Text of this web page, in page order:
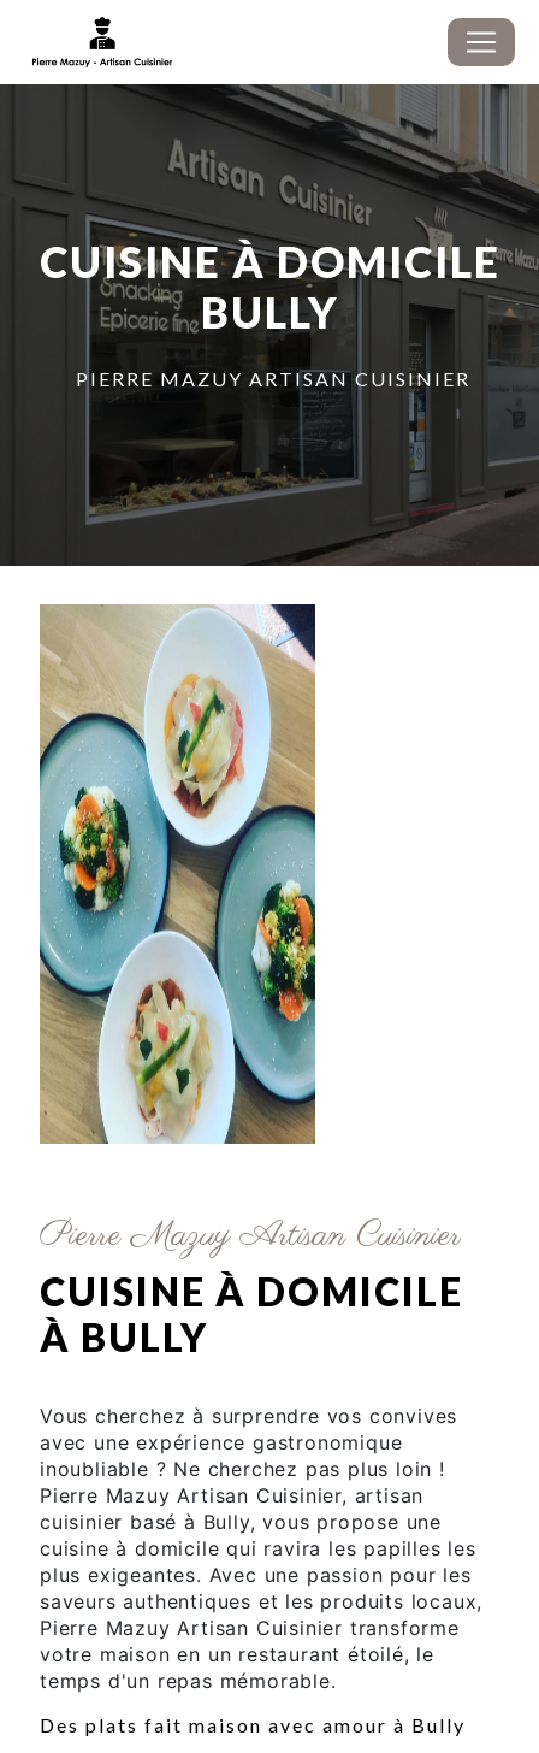
CUISINE À DOMICILE
BULLY
PIERRE MAZUY ARTISAN CUISINIER
Pierre Mazuy Artisan Cuisinier
CUISINE À DOMICILE
À BULLY
Vous cherchez à surprendre vos convives
avec une expérience gastronomique
inoubliable ? Ne cherchez pas plus loin !
Pierre Mazuy Artisan Cuisinier, artisan
cuisinier basé à Bully, vous propose une
cuisine à domicile qui ravira les papilles les
plus exigeantes. Avec une passion pour les
saveurs authentiques et les produits locaux,
Pierre Mazuy Artisan Cuisinier transforme
votre maison en un restaurant étoilé, le
temps d'un repas mémorable.
Des plats fait maison avec amour à Bully
Panneau de gestion des cookies